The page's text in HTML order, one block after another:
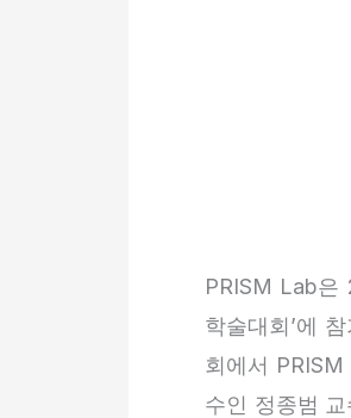
PRISM Lab은
학술대회’에
회에서
수인 정종범